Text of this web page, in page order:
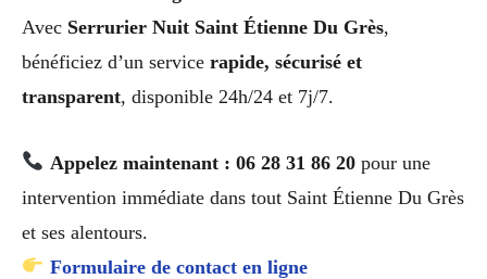
Avec Serrurier Nuit Saint Étienne Du Grès,
bénéficiez d’un service rapide, sécurisé et
transparent, disponible 24h/24 et 7j/7.
Appelez maintenant : 06 28 31 86 20pour une
intervention immédiate dans tout Saint Étienne Du Grès
et ses alentours.
Formulaire de contact en ligne